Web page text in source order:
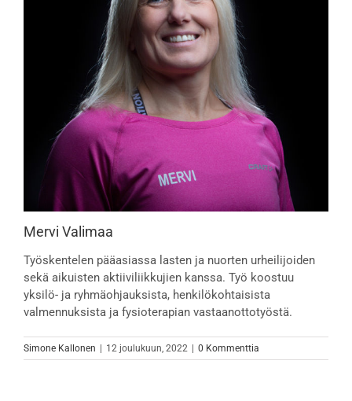
Mervi Valimaa
Työskentelen pääasiassa lasten ja nuorten urheilijoiden
sekä aikuisten aktiiviliikkujien kanssa. Työ koostuu
yksilö- ja ryhmäohjauksista, henkilökohtaisista
valmennuksista ja fysioterapian vastaanottotyöstä.
Simone Kallonen | 12 joulukuun, 2022 | 0 Kommenttia